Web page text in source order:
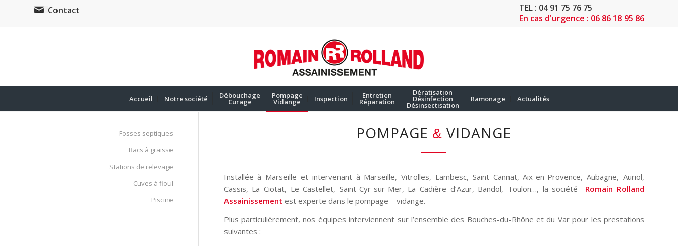
Contact
TEL : 04 91 75 76 75
En cas d'urgence : 06 86 18 95 86
Accueil Notre société Débouchage
Curage
Pompage
Vidange Inspection Entretien
Réparation
Dératisation
Désinfection
Désinsectisation
Ramonage Actualités
POMPAGE & VIDANGE
Installée à Marseille et intervenant à Marseille, Vitrolles, Lambesc, Saint Cannat, Aix-en-Provence, Aubagne, Auriol,
Cassis, La Ciotat, Le Castellet, Saint-Cyr-sur-Mer, La Cadière d’Azur, Bandol, Toulon…, la société
Romain Rolland
Assainissement est experte dans le pompage – vidange.
Plus particulièrement, nos équipes interviennent sur l’ensemble des Bouches-du-Rhône et du Var pour les prestations
suivantes :
Fosses septiques
Bacs à graisse
Stations de relevage
Cuves à fioul
Piscine